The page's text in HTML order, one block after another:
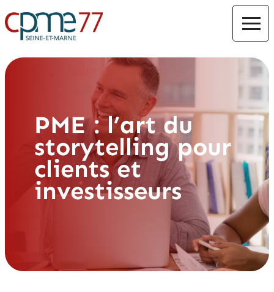
PME : l’art du
storytelling pour
clients et
investisseurs